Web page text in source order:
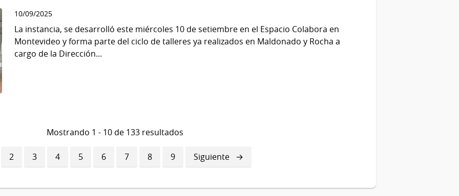
10/09/2025
La instancia, se desarrolló este miércoles 10 de setiembre en el Espacio Colabora en
Montevideo y forma parte del ciclo de talleres ya realizados en Maldonado y Rocha a
cargo de la Dirección...
Mostrando 1 - 10 de 133 resultados
Página
2 Página
3 Página
4 Página
5 Página
6 Página
7 Página
8 Página
9
Siguiente
página
Siguiente